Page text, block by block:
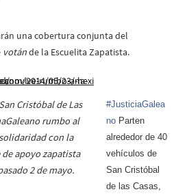
una cobertura conjunta del
votánde la Escuelita Zapatista.
Cristóbal de Las
rumbo al
con la
apoyo zapatista
2 de mayo.
#JusticiaGalea
no Parten
alrededor de 40
vehículos de
San Cristóbal
de las Casas,